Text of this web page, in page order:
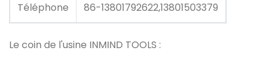
Téléphone 86-13801792622,13801503379
Le coin de l'usine INMIND TOOLS :